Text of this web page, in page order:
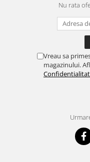
Nu rata
Vreau sa
magazinului.